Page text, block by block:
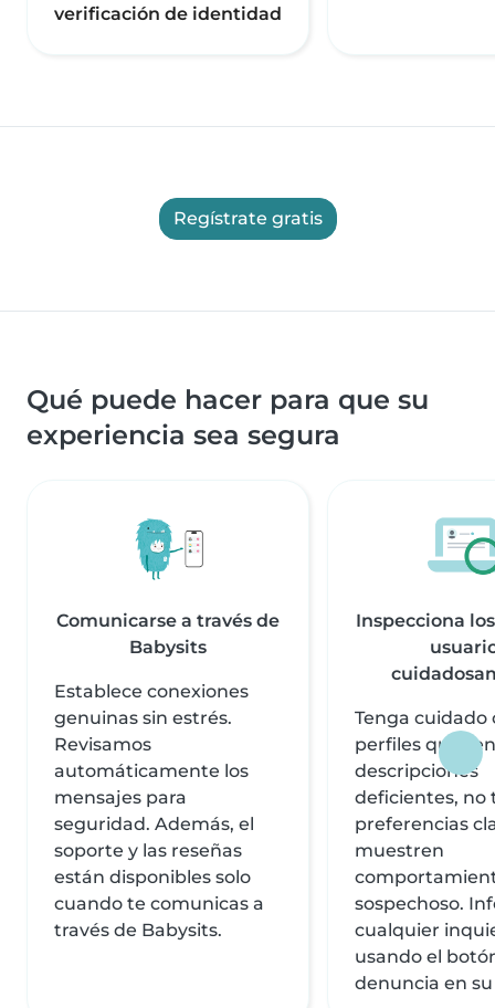
verificación de identidad
Regístrate gratis
Qué puede hacer para que su
experiencia sea segura
Comunicarse a través de
Babysits
Establece conexiones
genuinas sin estrés.
Revisamos
automáticamente los
mensajes para
seguridad. Además, el
soporte y las reseñas
están disponibles solo
cuando te comunicas a
través de Babysits.
Inspecciona
Tenga cuidado
perfiles que
descripciones
deficientes, no
preferencias
muestren
sospechoso.
cualquier
usando el
denuncia en